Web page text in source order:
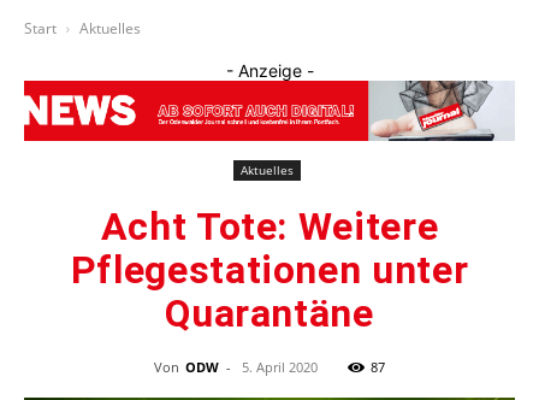
Start Aktuelles
- Anzeige -
Aktuelles
Acht Tote: Weitere
Pflegestationen unter
Quarantäne
Von ODW - 5. April 2020 87